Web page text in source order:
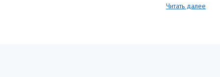
Читать далее